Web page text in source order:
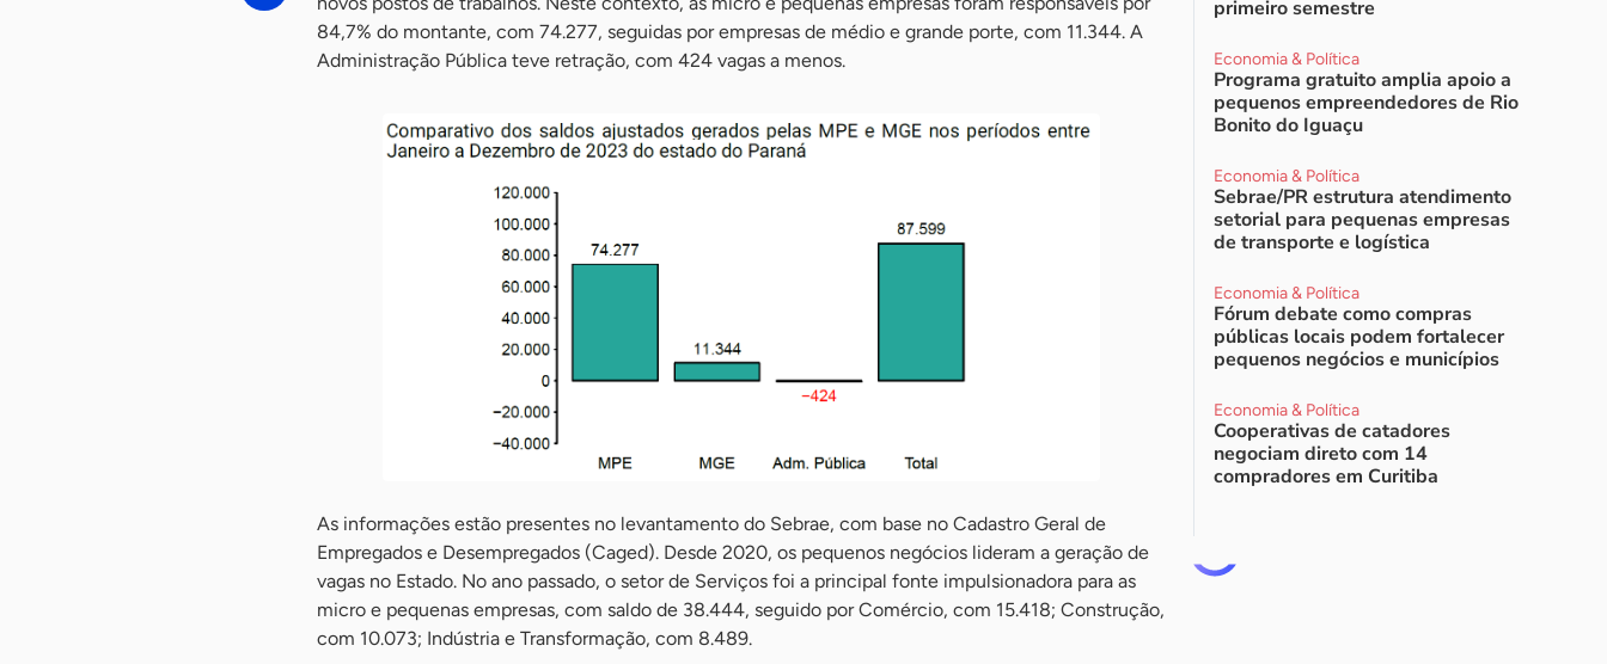
84,7% do montante, com 74.277, seguidas por empresas de médio e grande porte, com 11.344. A
Administração Pública teve retração, com 424 vagas a menos.
As informações estão presentes no levantamento do Sebrae, com base no Cadastro Geral de
Empregados e Desempregados (Caged). Desde 2020, os pequenos negócios lideram a geração de
vagas no Estado. No ano passado, o setor de Serviços foi a principal fonte impulsionadora para as
micro e pequenas empresas, com saldo de 38.444, seguido por Comércio, com 15.418; Construção,
com 10.073; Indústria e Transformação, com 8.489.
primeiro semestre
Economia & Política
Programa gratuito amplia apoio a
pequenos empreendedores de Rio
Bonito do Iguaçu
Economia & Política
Sebrae/PR estrutura atendimento
setorial para pequenas empresas
de transporte e logística
Economia & Política
Fórum debate como compras
públicas locais podem fortalecer
pequenos negócios e municípios
Economia & Política
Cooperativas de catadores
negociam direto com 14
compradores em Curitiba